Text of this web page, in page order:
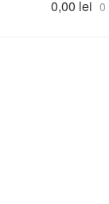
0,00 lei 0